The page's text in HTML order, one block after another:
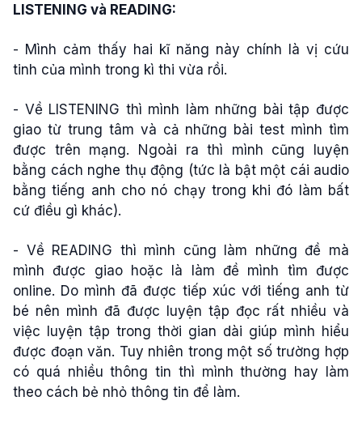
LISTENING và READING:
- Mình cảm thấy hai kĩ năng này chính là vị cứu
tinh của mình trong kì thi vừa rồi.
- Về LISTENING thì mình làm những bài tập được
giao từ trung tâm và cả những bài test mình tìm
được trên mạng. Ngoài ra thì mình cũng luyện
bằng cách nghe thụ động (tức là bật một cái audio
bằng tiếng anh cho nó chạy trong khi đó làm bất
cứ điều gì khác).
- Về READING thì mình cũng làm những đề mà
mình được giao hoặc là làm đề mình tìm được
online. Do mình đã được tiếp xúc với tiếng anh từ
bé nên mình đã được luyện tập đọc rất nhiều và
việc luyện tập trong thời gian dài giúp mình hiểu
được đoạn văn. Tuy nhiên trong một số trường hợp
có quá nhiều thông tin thì mình thường hay làm
theo cách bẻ nhỏ thông tin để làm.